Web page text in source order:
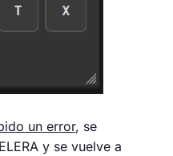
un error, se
y se vuelve a